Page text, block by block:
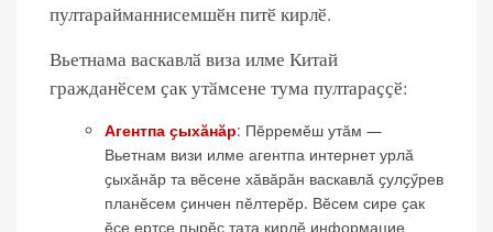
пултарайманнисемшӗн питӗ кирлӗ.
Вьетнама васкавлӑ виза илме Китай
гражданӗсем ҫак утӑмсене тума пултараҫҫӗ:
Агентпа ҫыхӑнӑр: Пӗрремӗш утӑм —
Вьетнам визи илме агентпа интернет урлӑ
ҫыхӑнӑр та вӗсене хӑвӑрӑн васкавлӑ ҫулҫӳрев
планӗсем ҫинчен пӗлтерӗр. Вӗсем сире ҫак
ӗҫе ертсе пырӗҫ тата кирлӗ информацие